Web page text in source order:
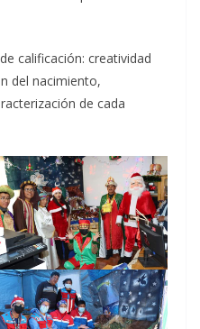
calificación: creatividad
del nacimiento,
de cada